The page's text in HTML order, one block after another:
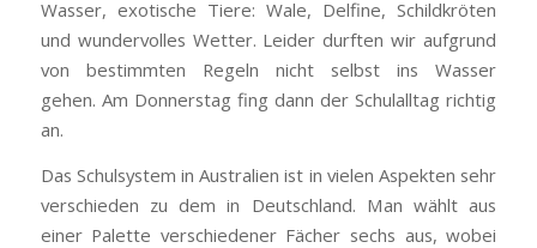
Wasser, exotische Tiere: Wale, Delfine, Schildkröten
und wundervolles Wetter. Leider durften wir aufgrund
von bestimmten Regeln nicht selbst ins Wasser
gehen. Am Donnerstag fing dann der Schulalltag richtig
an.
Das Schulsystem in Australien ist in vielen Aspekten sehr
verschieden zu dem in Deutschland. Man wählt aus
einer Palette verschiedener Fächer sechs aus, wobei